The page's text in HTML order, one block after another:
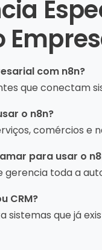
com n8n?
que conectam
o n8n?
comércios e
para usar o
gerencia toda a
CRM?
sistemas que já